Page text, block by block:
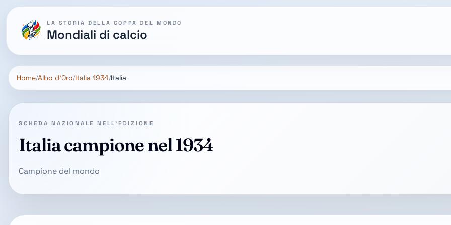
LA STORIA DELLA COPPA DEL MONDO
Mondiali di calcio
Home Albo d'Oro Italia 1934 Italia
SCHEDA NAZIONALE NELL'EDIZIONE
Italia campione nel 1934
Campione del mondo